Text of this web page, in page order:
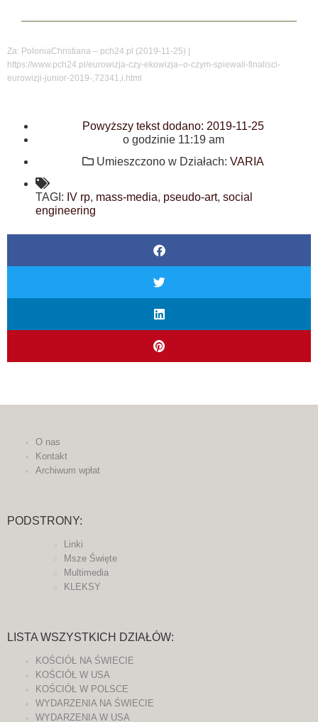
Za: PoloniaChristiana – pch24.pl (2019-11-25) |
https://www.pch24.pl/eurowizja-czy-ekowizja–o-czym-spiewali-finalisci-
eurowizji-junior-2019-,72341,i.html
Powyższy tekst dodano: 2019-11-25
o godzinie 11:19 am
Umieszczono w Działach: VARIA
TAGI: IV rp, mass-media, pseudo-art, social
engineering
O nas
Kontakt
Archiwum wpłat
PODSTRONY:
Linki
Msze Święte
Multimedia
KLEKSY
LISTA WSZYSTKICH DZIAŁÓW:
KOŚCIÓŁ NA ŚWIECIE
KOŚCIÓŁ W USA
KOŚCIÓŁ W POLSCE
WYDARZENIA NA ŚWIECIE
WYDARZENIA W USA